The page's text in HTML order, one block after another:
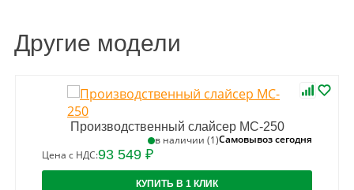
Другие модели
Производственный слайсер MC-250
в наличии (1)Самовывоз сегодня
Цена с НДС:93 549 ₽
КУПИТЬ В 1 КЛИК